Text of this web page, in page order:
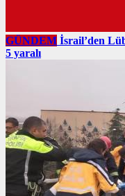
GÜNDEM İsrail’den
5 yaralı